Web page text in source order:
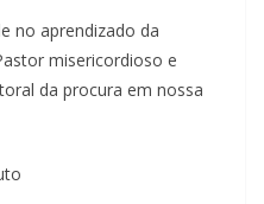
no aprendizado da
misericordioso e
da procura em nossa